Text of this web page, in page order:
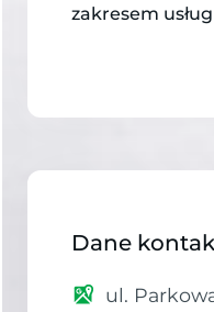
zakresem usług
Dane
ul.